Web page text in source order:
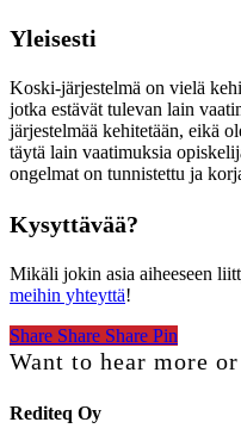
Yleisesti
Koski-järjestelmä on vielä
jotka estävät tulevan lain
järjestelmää kehitetään, eikä
täytä lain vaatimuksia
ongelmat on tunnistettu ja
Kysyttävää?
Mikäli jokin asia aiheeseen
meihin yhteyttä!
Share
Share Share Share Pin
Want to hear more
Rediteq Oy